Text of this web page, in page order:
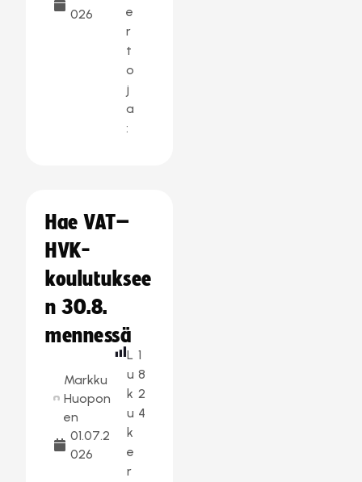
026
e
r
t
o
j
a
:
Hae VAT–
HVK-
koulutuksee
n 30.8.
mennessä
Markku
Huopon
en
01.07.2
026
L
u
k
u
k
e
r
1
8
2
4